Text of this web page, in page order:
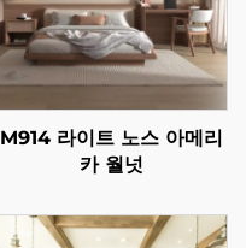
M914 라이트 노스 아메리
카 월넛